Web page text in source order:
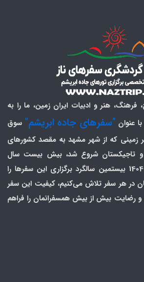
فرهنگ، هنر و ادبیات ایران زمین، ما را به
عنوان "سفرهای جاده ابریشم" سوق
زمینی که از شهر مشهد به مقصد کشورهای
و تاجیکستان شروع شد، بیش بیست سال
گذشته است. در سال 1404 بیستمین سالگرد برگزاری این سفرها را
در هر سفر تلاش می‌کنیم، کیفیت این سفر
و رضایت بیش از بیش همسفرانمان را فراهم